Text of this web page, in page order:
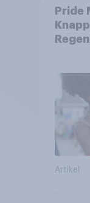
Pride
Artikel